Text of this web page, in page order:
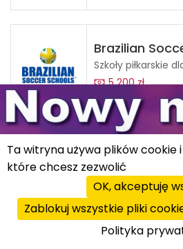
Brazilian
Szkoły piłkarskie
5 200 zł
Edu3Dkacja
Zajęcia
drukowania 3D
24 000 zł
Edukido
Ta witryna używa plików cookie
które chcesz zezwolić
OK, akceptuję
Zablokuj wszystkie pliki
Polityka